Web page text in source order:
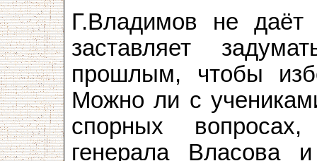
Г.Владимов не даёт
заставляет
прошлым, чтобы
Можно ли с
спорных
генерала Власова